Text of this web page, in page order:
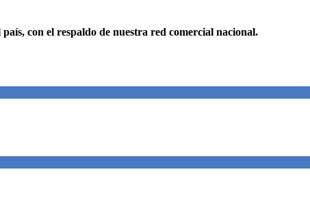
con el respaldo de nuestra red comercial nacional.